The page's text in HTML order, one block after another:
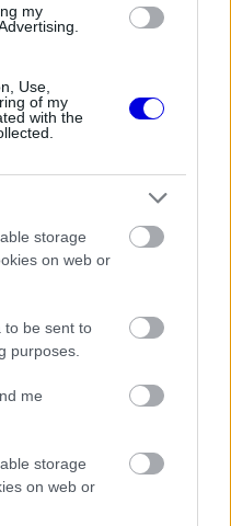
my
Use,
of my
with the
storage
on web or
to be sent to
purposes.
me
storage
on web or
ráadásul már kétszer
szerencsém volt,